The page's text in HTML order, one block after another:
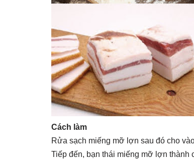
Cách làm
Rửa sạch miếng mỡ lợn sau đó cho
Tiếp đến, bạn thái miếng mỡ lợn thành